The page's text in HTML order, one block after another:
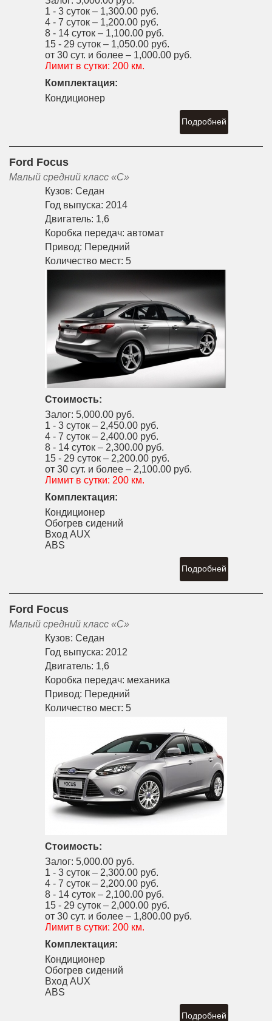
1 - 3 суток – 1,300.00 руб.
4 - 7 суток – 1,200.00 руб.
8 - 14 суток – 1,100.00 руб.
15 - 29 суток – 1,050.00 руб.
от 30 сут. и более – 1,000.00 руб.
Лимит в сутки: 200 км.
Комплектация:
Кондиционер
Подробней
Ford Focus
Малый средний класс «С»
Кузов: Седан
Год выпуска: 2014
Двигатель: 1,6
Коробка передач: автомат
Привод: Передний
Количество мест: 5
Стоимость:
Залог: 5,000.00 руб.
1 - 3 суток – 2,450.00 руб.
4 - 7 суток – 2,400.00 руб.
8 - 14 суток – 2,300.00 руб.
15 - 29 суток – 2,200.00 руб.
от 30 сут. и более – 2,100.00 руб.
Лимит в сутки: 200 км.
Комплектация:
Кондиционер
Обогрев сидений
Вход AUX
ABS
Подробней
Ford Focus
Малый средний класс «С»
Кузов: Седан
Год выпуска: 2012
Двигатель: 1,6
Коробка передач: механика
Привод: Передний
Количество мест: 5
Стоимость:
Залог: 5,000.00 руб.
1 - 3 суток – 2,300.00 руб.
4 - 7 суток – 2,200.00 руб.
8 - 14 суток – 2,100.00 руб.
15 - 29 суток – 2,000.00 руб.
от 30 сут. и более – 1,800.00 руб.
Лимит в сутки: 200 км.
Комплектация:
Кондиционер
Обогрев сидений
Вход AUX
ABS
Подробней